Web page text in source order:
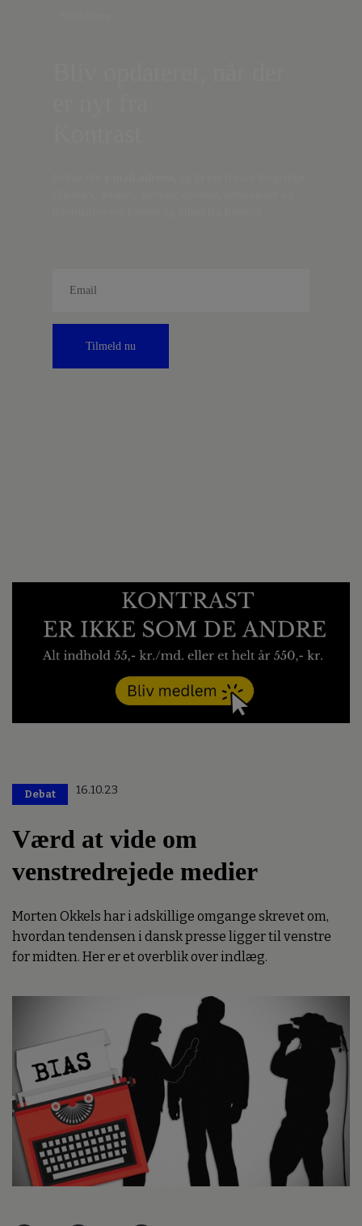
Tilmeld nu
Debat 16.10.23
Værd at vide om
venstredrejede medier
Morten Okkels har i adskillige omgange skrevet om,
hvordan tendensen i dansk presse ligger til venstre
for midten. Her er et overblik over indlæg.